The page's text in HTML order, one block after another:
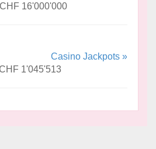
16'000'000
Casino Jackpots »
1'045'513